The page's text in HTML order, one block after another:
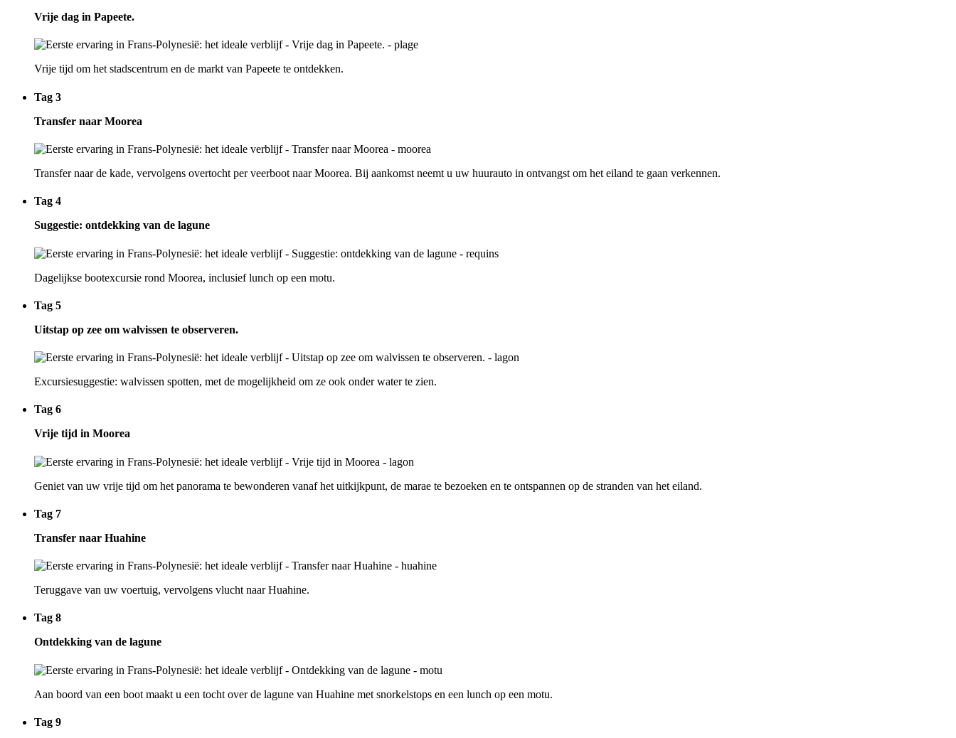
Vrije dag in Papeete.
Vrije tijd om het stadscentrum en de markt van Papeete te ontdekken.
Tag 3
Transfer naar Moorea
Transfer naar de kade, vervolgens overtocht per veerboot naar Moorea. Bij aankomst neemt u uw huurauto in ontvangst om het eiland te gaan verkennen.
Tag 4
Suggestie: ontdekking van de lagune
Dagelijkse bootexcursie rond Moorea, inclusief lunch op een motu.
Tag 5
Uitstap op zee om walvissen te observeren.
Excursiesuggestie: walvissen spotten, met de mogelijkheid om ze ook onder water te zien.
Tag 6
Vrije tijd in Moorea
Geniet van uw vrije tijd om het panorama te bewonderen vanaf het uitkijkpunt, de marae te bezoeken en te ontspannen op de stranden van het eiland.
Tag 7
Transfer naar Huahine
Teruggave van uw voertuig, vervolgens vlucht naar Huahine.
Tag 8
Ontdekking van de lagune
Aan boord van een boot maakt u een tocht over de lagune van Huahine met snorkelstops en een lunch op een motu.
Tag 9